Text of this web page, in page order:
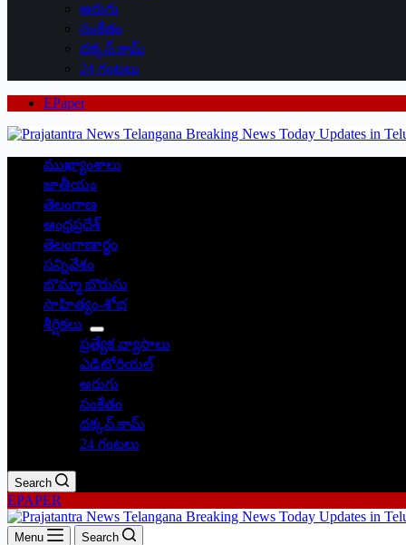
అరుగు
సంకేతం
దక్కన్.కామ్
24 గంటలు
EPaper
ముఖ్యాంశాలు
జాతీయం
తెలంగాణ
ఆంధ్రప్రదేశ్
తెలంగాణార్థం
సన్నివేశం
బొమ్మా బొరుసు
సాహిత్యం-శోభ
శీర్షికలు
ప్రత్యేక వ్యాసాలు
ఎడిటోరియల్
అరుగు
సంకేతం
దక్కన్.కామ్
24 గంటలు
Search
EPAPER
Menu Search